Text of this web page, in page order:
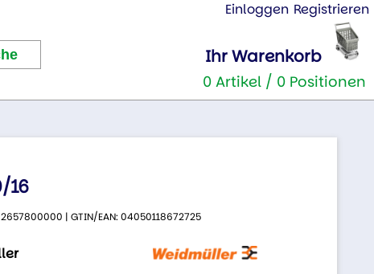
Einloggen Registrieren
Ihr Warenkorb
0 Artikel / 0 Positionen
16
| GTIN/EAN: 04050118672725